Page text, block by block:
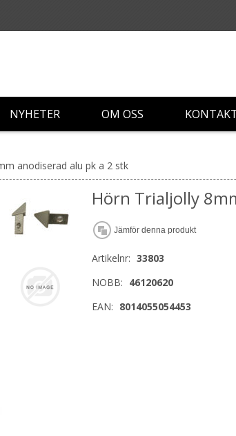
NYHETER OM OSS
anodiserad alu pk a 2 stk
Hörn Trialjolly
Jämför denna produkt
Artikelnr: 33803
NOBB: 46120620
EAN: 8014055054453